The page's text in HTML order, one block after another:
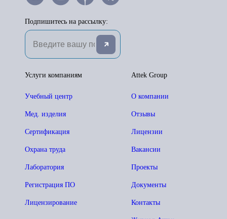
Подпишитесь на рассылку:
Attek Group
О компании
Отзывы
Лицензии
Вакансии
Проекты
Документы
Контакты
Услуги компаниям
Учебный центр
Мед. изделия
Сертификация
Охрана труда
Лаборатория
Регистрация ПО
Лицензирование